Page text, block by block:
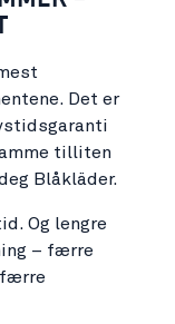
Det er
tilliten
Blåkläder.
Og lengre
– færre
færre